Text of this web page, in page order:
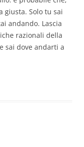
giusta. Solo tu sai
andando. Lascia
razionali della
sai dove andarti a